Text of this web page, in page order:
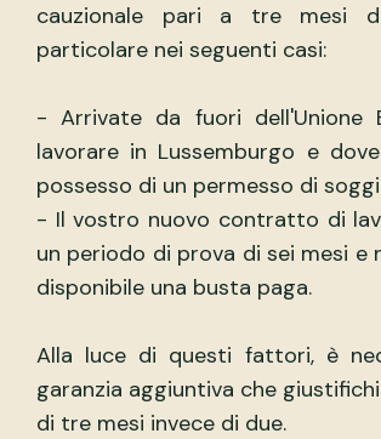
cauzionale pari a tre mesi
particolare nei seguenti casi:
- Arrivate da fuori dell'Unione
lavorare in Lussemburgo e
possesso di un permesso di
- Il vostro nuovo contratto di
un periodo di prova di sei mesi e
disponibile una busta paga.
Alla luce di questi fattori, è
garanzia aggiuntiva che
di tre mesi invece di due.